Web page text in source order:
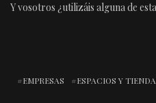
Y vosotros ¿utilizáis alguna de
EMPRESAS ESPACIOS Y